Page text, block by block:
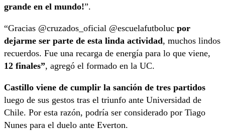
grande en el mundo!”.
“Gracias @cruzados_oficial @escuelafutboluc por
dejarme ser parte de esta linda actividad, muchos lindos
recuerdos. Fue una recarga de energía para lo que viene,
12 finales”, agregó el formado en la UC.
Castillo viene de cumplir la sanción de tres partidos
luego de sus gestos tras el triunfo ante Universidad de
Chile. Por esta razón, podría ser considerado por Tiago
Nunes para el duelo ante Everton.